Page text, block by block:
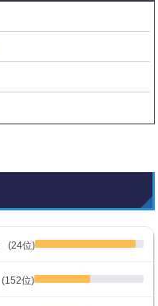
(24位)
(152位)